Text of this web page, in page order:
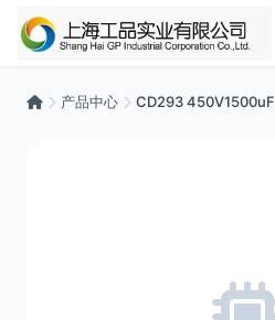
产品中心 CD293 450V1500uF